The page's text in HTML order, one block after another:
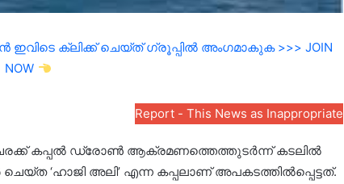
ഇവിടെ ക്ലിക്ക് ചെയ്ത് ഗ്രൂപ്പിൽ അംഗമാകുക >>> JOIN
NOW
Report - This News as Inappropriate
ചരക്ക് കപ്പൽ ഡ്രോൺ ആക്രമണത്തെത്തുടർന്ന് കടലിൽ
‘ഹാജി അലി’ എന്ന കപ്പലാണ് അപകടത്തിൽപ്പെട്ടത്.